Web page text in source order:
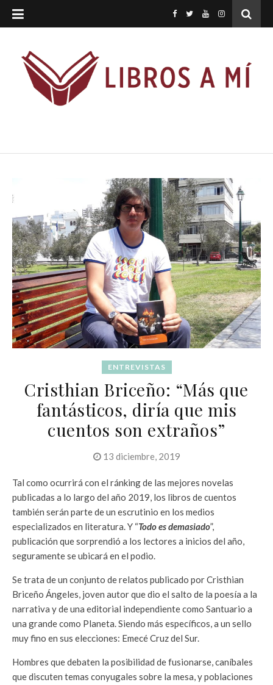
ENTREVISTAS
Cristhian Briceño: “Más que
fantásticos, diría que mis
cuentos son extraños”
13 diciembre, 2019
Tal como ocurrirá con el ránking de las mejores novelas
publicadas a lo largo del año 2019, los libros de cuentos
también serán parte de un escrutinio en los medios
especializados en literatura. Y “Todo es demasiado”,
publicación que sorprendió a los lectores a inicios del año,
seguramente se ubicará en el podio.
Se trata de un conjunto de relatos publicado por Cristhian
Briceño Ángeles, joven autor que dio el salto de la poesía a la
narrativa y de una editorial independiente como Santuario a
una grande como Planeta. Siendo más específicos, a un sello
muy fino en sus elecciones: Emecé Cruz del Sur.
Hombres que debaten la posibilidad de fusionarse, caníbales
que discuten temas conyugales sobre la mesa, y poblaciones